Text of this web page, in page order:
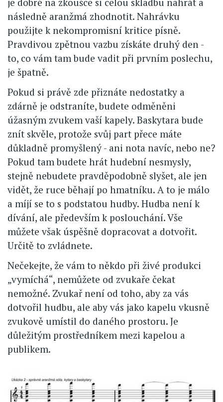
následně aranžmá zhodnotit. Nahrávku
použijte k nekompromisní kritice písně.
Pravdivou zpětnou vazbu získáte druhý den -
to, co vám tam bude vadit při prvním poslechu,
je špatně.
Pokud si právě zde přiznáte nedostatky a
zdárně je odstraníte, budete odměněni
úžasným zvukem vaší kapely. Baskytara bude
znít skvěle, protože svůj part přece máte
důkladně promyšlený - ani nota navíc, nebo ne?
Pokud tam budete hrát hudební nesmysly,
stejně nebudete pravděpodobně slyšet, ale jen
vidět, že ruce běhají po hmatníku. A to je málo
a míjí se to s podstatou hudby. Hudba není k
dívání, ale především k poslouchání. Vše
můžete však úspěšně dopracovat a dotvořit.
Určitě to zvládnete.
Nečekejte, že vám to někdo při živé produkci
„vymíchá“, nemůžete od zvukaře čekat
nemožné. Zvukař není od toho, aby za vás
dotvořil hudbu, ale aby vás jako kapelu vkusně
zvukově umístil do daného prostoru. Je
důležitým prostředníkem mezi kapelou a
publikem.